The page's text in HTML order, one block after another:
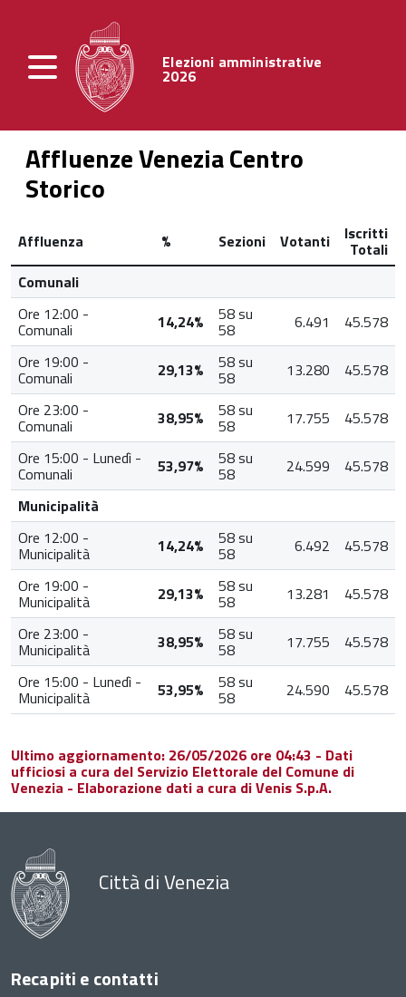
Elezioni amministrative
2026
Affluenze Venezia Centro
Storico
Affluenza % Sezioni Votanti Iscritti
Totali
Comunali
Ore 12:00 -
Comunali 14,24% 58 su
58 6.491
45.578
Ore 19:00 -
Comunali 29,13% 58 su
58 13.280
45.578
Ore 23:00 -
Comunali 38,95% 58 su
58 17.755
45.578
Ore 15:00 - Lunedì -
Comunali 53,97% 58 su
58 24.599
45.578
Municipalità
Ore 12:00 -
Municipalità 14,24% 58 su
58 6.492
45.578
Ore 19:00 -
Municipalità 29,13% 58 su
58 13.281
45.578
Ore 23:00 -
Municipalità 38,95% 58 su
58 17.755
45.578
Ore 15:00 - Lunedì -
Municipalità 53,95% 58 su
58 24.590 45.578
Ultimo aggiornamento: 26/05/2026 ore 04:43 - Dati
ufficiosi a cura del Servizio Elettorale del Comune di
Venezia - Elaborazione dati a cura di Venis S.p.A.
Città di Venezia
Recapiti e contatti